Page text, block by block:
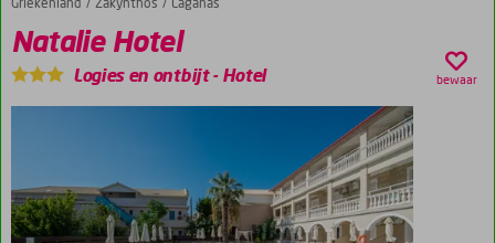
Home
Griekenland Zakynthos Laganas
Natalie Hotel
Natalie Hotel
Logies en ontbijt- Hotel bewaar